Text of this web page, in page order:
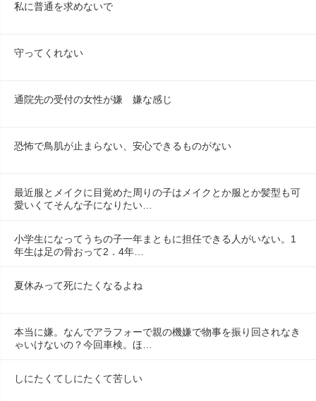
私に普通を求めないで
守ってくれない
通院先の受付の女性が嫌　嫌な感じ
恐怖で鳥肌が止まらない、安心できるものがない
最近服とメイクに目覚めた周りの子はメイクとか服とか髪型も可
愛いくてそんな子になりたい…
小学生になってうちの子一年まともに担任できる人がいない。1
年生は足の骨おって2．4年…
夏休みって死にたくなるよね
本当に嫌。なんでアラフォーで親の機嫌で物事を振り回されなき
ゃいけないの？今回車検。ほ…
しにたくてしにたくて苦しい